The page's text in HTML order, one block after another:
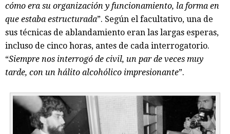
cómo era su organización y funcionamiento, la forma en
que estaba estructurada”. Según el facultativo, una de
sus técnicas de ablandamiento eran las largas esperas,
incluso de cinco horas, antes de cada interrogatorio.
“Siempre nos interrogó de civil, un par de veces muy
tarde, con un hálito alcohólico impresionante”.